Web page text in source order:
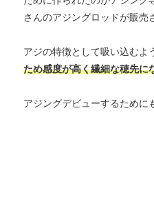
さんのアジングロッドが販売
アジの特徴として吸い込むよ
ため感度が高く繊細な穂先に
アジングデビューするために